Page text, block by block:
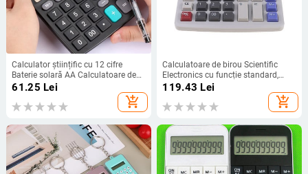
Calculator științific cu 12 cifre
Baterie solară AA Calculatoare de
uz general cu energie dublă
calculatoare
61.25 Lei
add_shopping_cart
Calculatoare de birou Scientific
Electronics cu funcție standard,
putere dublă, afișaj LCD mare cu 12
119.43 Lei
add_shopping_cart